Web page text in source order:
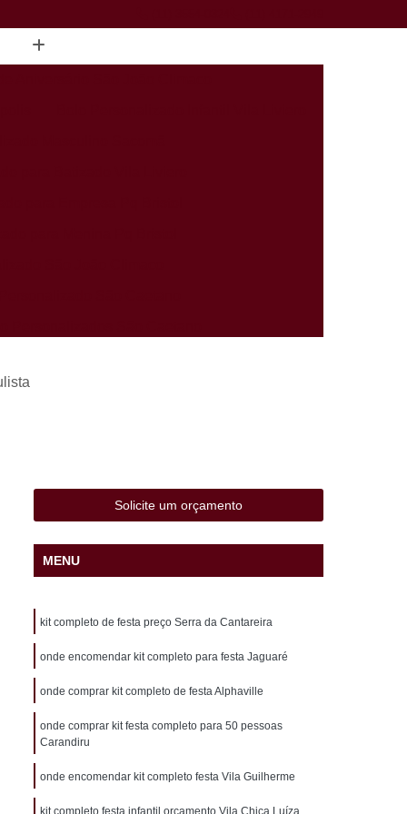
Perto de Mim Heliópolis
Entrega São Caetano
Cento de Salgados Assados Heliópolis
Fritos Heliópolis
Festa São João Climaco
Cento de Salgados Vegetarianos Pq Bristol
Pq Bristol
Coxinha de Festa
Coxinha de Frango Festa
Infantil
Coxinha de Galinha Festa
Coxinha Festa de 20 Pessoas
Frango Festa
Solicite um orçamento
MENU
kit completo de festa preço Serra da Cantareira
onde encomendar kit completo para festa Jaguaré
onde comprar kit completo de festa Alphaville
onde comprar kit festa completo para 50 pessoas
Carandiru
onde encomendar kit completo festa Vila Guilherme
kit completo festa infantil orçamento Vila Chica Luíza